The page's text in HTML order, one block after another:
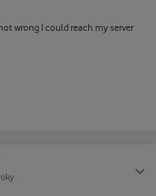
wrong I could reach my server